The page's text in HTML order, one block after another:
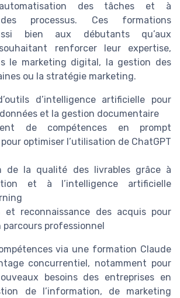
des tâches et à
des processus. Ces formations
bien aux débutants qu’aux
renforcer leur expertise,
le marketing digital, la gestion des
ou la stratégie marketing.
d’intelligence artificielle pour
données et la gestion documentaire
de compétences en prompt
optimiser l’utilisation de ChatGPT
de la qualité des livrables grâce à
et à l’intelligence artificielle
et reconnaissance des acquis pour
parcours professionnel
via une formation Claude
concurrentiel, notamment pour
besoins des entreprises en
de l’information, de marketing